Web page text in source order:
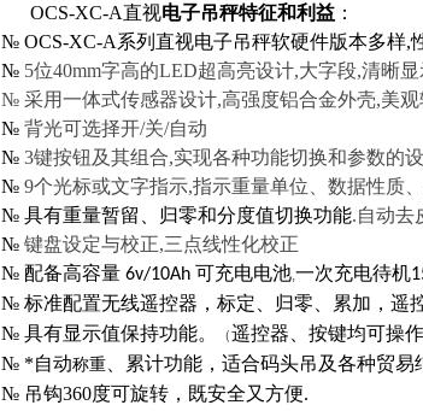
OCS-XC-A直视电子吊秤特征和利益 ：
№ OCS-XC-A系列直视电子吊秤软硬件版本多样,
№ 5位40mm字高的LED超高亮设计,大字段,清晰
№ 采用一体式传感器设计,高强度铝合金外壳,美观
№ 背光可选择开/关/自动
№ 3键按钮及其组合,实现各种功能切换和参数的
№ 9个光标或文字指示,指示重量单位、数据性质
№ 具有重量暂留、归零和分度值切换功能.自动去
№ 键盘设定与校正,三点线性化校正
№ 配备高容量 6v/10Ah 可充电电池,一次充电待机
№ 标准配置无线遥控器，标定、归零、累加，遥
№ 具有显示值保持功能。 （遥控器、按键均可操作
№ *自动称重 、累计功能，适合码头吊及各种贸易
№ 吊钩360度可旋转，既安全又方便.